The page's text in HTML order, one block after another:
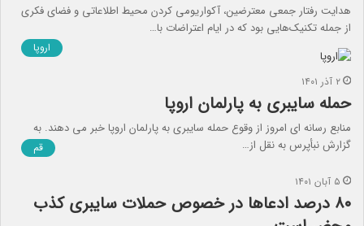
هدایت رفتار جمعی معترضین، آکواریومی کردن محیط اطلاعاتی و فضای فکری
از جمله تکنیک‌هایی بود که در ایام اعتراضات با…
اروپا
۲ آذر ۱۴۰۱
حمله سایبری به پارلمان اروپا
منابع رسانه ای امروز از وقوع حمله سایبری به پارلمان اروپا خبر می دهند. به
گزارش نبأپرس به نقل از…
قم
۵ آبان ۱۴۰۱
۸۰ درصد ادعاها در خصوص حملات سایبری کذب